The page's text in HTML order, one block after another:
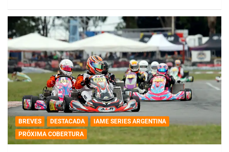
BREVES DESTACADA
IAME SERIES ARGENTINA
PRÓXIMA COBERTURA